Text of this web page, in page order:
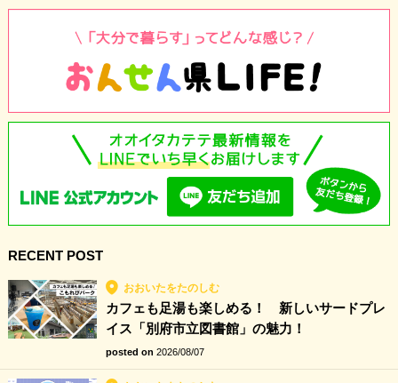
RECENT POST
おおいたをたのしむ
カフェも足湯も楽しめる！ 新しいサードプレ
イス「別府市立図書館」の魅力！
posted on 2026/08/07